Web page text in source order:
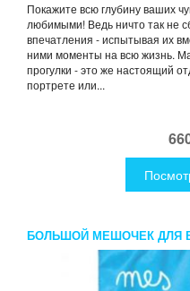
Покажите всю глубину ваших
любимыми! Ведь ничто так не
впечатления - испытывая их
ними моменты на всю жизнь.
прогулки - это же настоящий
портрете или...
БОЛЬШОЙ МЕШОЧЕК ДЛЯ
CHAUSSURES